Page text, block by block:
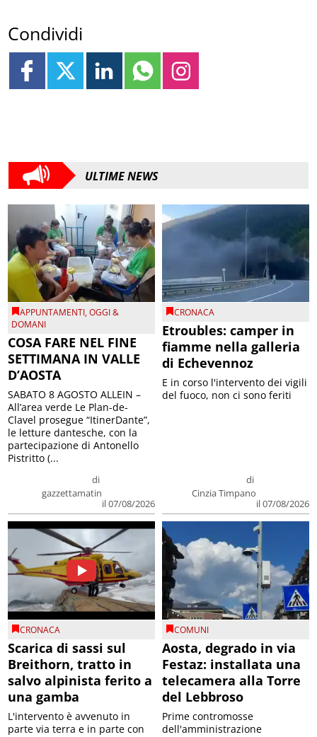
Condividi
ULTIME NEWS
APPUNTAMENTI,OGGI &
DOMANI
COSA FARE NEL FINE
SETTIMANA IN VALLE
D’AOSTA
di
gazzettamatin
il 07/08/2026
SABATO 8 AGOSTO ALLEIN –
All’area verde Le Plan-de-
Clavel prosegue “ItinerDante”,
le letture dantesche, con la
partecipazione di Antonello
Pistritto (...
CRONACA
Etroubles: camper in
fiamme nella galleria
di Echevennoz
di
Cinzia Timpano
il 07/08/2026
E in corso l'intervento dei vigili
del fuoco, non ci sono feriti
CRONACA
Scarica di sassi sul
Breithorn, tratto in
salvo alpinista ferito a
una gamba
L'intervento è avvenuto in
parte via terra e in parte con
COMUNI
Aosta, degrado in via
Festaz: installata una
telecamera alla Torre
del Lebbroso
Prime contromosse
dell'amministrazione